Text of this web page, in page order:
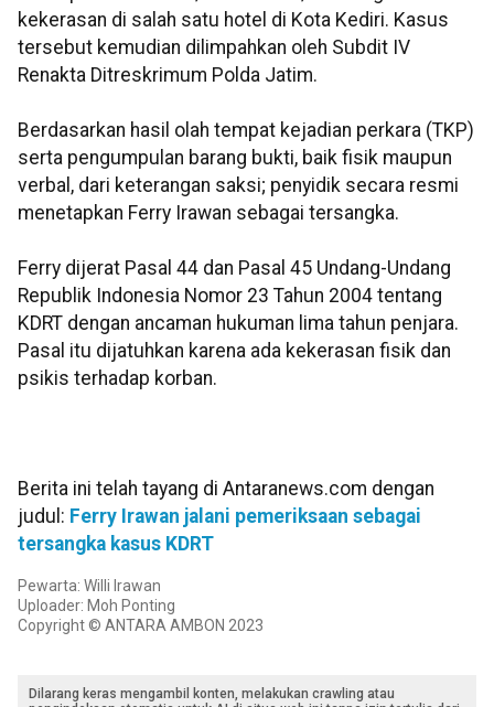
kekerasan di salah satu hotel di Kota Kediri. Kasus
tersebut kemudian dilimpahkan oleh Subdit IV
Renakta Ditreskrimum Polda Jatim.
Berdasarkan hasil olah tempat kejadian perkara (TKP)
serta pengumpulan barang bukti, baik fisik maupun
verbal, dari keterangan saksi; penyidik secara resmi
menetapkan Ferry Irawan sebagai tersangka.
Ferry dijerat Pasal 44 dan Pasal 45 Undang-Undang
Republik Indonesia Nomor 23 Tahun 2004 tentang
KDRT dengan ancaman hukuman lima tahun penjara.
Pasal itu dijatuhkan karena ada kekerasan fisik dan
psikis terhadap korban.
Berita ini telah tayang di Antaranews.com dengan
judul: Ferry Irawan jalani pemeriksaan sebagai
tersangka kasus KDRT
Pewarta: Willi Irawan
Uploader: Moh Ponting
Copyright © ANTARA AMBON 2023
Dilarang keras mengambil konten, melakukan crawling atau